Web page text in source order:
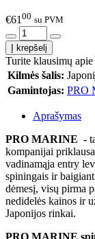
€61 00 su PVM
Turite klausimų apie
Kilmės šalis:
Gamintojas: PRO
Aprašymas
PRO MARINE -
kompanijai
vadinamąja entry
spiningais ir
dėmesį, visų pirma
nedidelės kainos ir
Japonijos rinkai.
PRO MARINE